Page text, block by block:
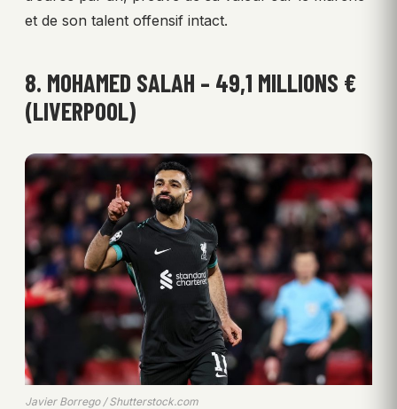
et de son talent offensif intact.
8. MOHAMED SALAH – 49,1 MILLIONS €
(LIVERPOOL)
Javier Borrego / Shutterstock.com